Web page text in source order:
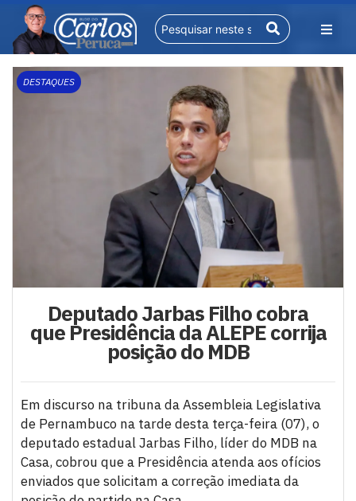
DESTAQUES
Deputado Jarbas Filho cobra
que Presidência da ALEPE corrija
posição do MDB
Em discurso na tribuna da Assembleia Legislativa
de Pernambuco na tarde desta terça-feira (07), o
deputado estadual Jarbas Filho, líder do MDB na
Casa, cobrou que a Presidência atenda aos ofícios
enviados que solicitam a correção imediata da